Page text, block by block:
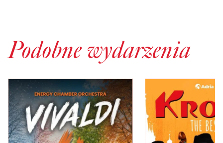
Podobne wydarzenia